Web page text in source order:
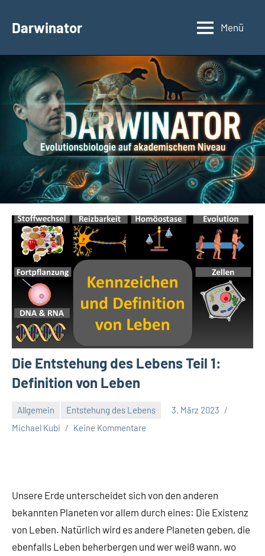
InhaltDarwinator
Evolutionsbiologie
Menü
Die Entstehung des Lebens Teil 1:
Definition von Leben
Allgemein Entstehung des Lebens
3. März 2023
Michael Kubi
Keine Kommentare
Unsere Erde unterscheidet sich von den anderen
bekannten Planeten vor allem durch eines: Die Existenz
von Leben. Natürlich wird es andere Planeten geben, die
ebenfalls Leben beherbergen und wer weiß wann, wo